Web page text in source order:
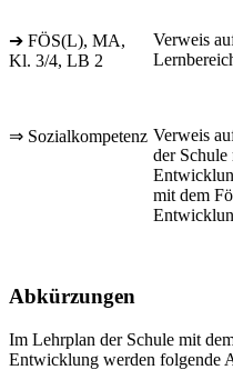
➔ FÖS(L), MA,
Kl. 3/4, LB 2
Verweis
⇒ Sozialkompetenz Verweis
der Schule
mit dem
Abkürzungen
Im Lehrplan der Schule mit
Entwicklung werden folgende